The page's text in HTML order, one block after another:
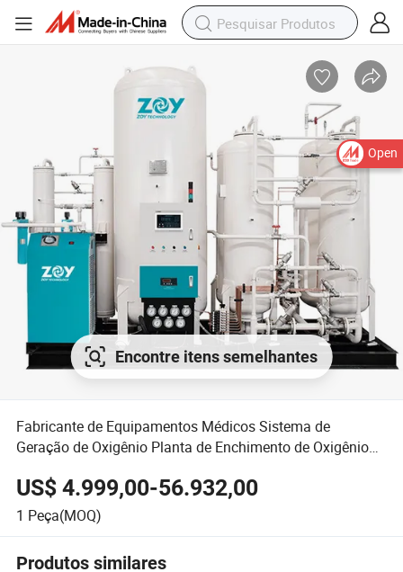
Open
Encontre itens semelhantes
Fabricante de Equipamentos Médicos Sistema de
Geração de Oxigênio Planta de Enchimento de Oxigênio
US$ 4.999,00-56.932,00
1 Peça(MOQ)
Produtos similares